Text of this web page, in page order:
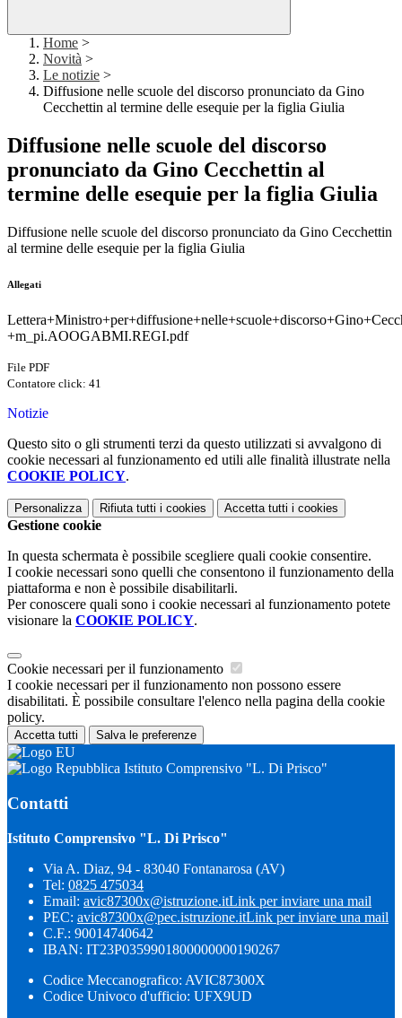
Home >
Novità >
Le notizie >
Diffusione nelle scuole del discorso pronunciato da Gino
Cecchettin al termine delle esequie per la figlia Giulia
Diffusione nelle scuole del discorso
pronunciato da Gino Cecchettin al
termine delle esequie per la figlia Giulia
Diffusione nelle scuole del discorso pronunciato da Gino Cecchettin
al termine delle esequie per la figlia Giulia
Allegati
+m_pi.AOOGABMI.REGI.pdf
File PDF
Contatore click: 41
Notizie
Questo sito o gli strumenti terzi da questo utilizzati si avvalgono di
cookie necessari al funzionamento ed utili alle finalità illustrate nella
COOKIE POLICY.
Personalizza Rifiuta tutti i cookies Accetta tutti i cookies
Gestione cookie
In questa schermata è possibile scegliere quali cookie consentire.
I cookie necessari sono quelli che consentono il funzionamento della
piattaforma e non è possibile disabilitarli.
Per conoscere quali sono i cookie necessari al funzionamento potete
visionare la COOKIE POLICY.
Cookie necessari per il funzionamento
I cookie necessari per il funzionamento non possono essere
disabilitati. È possibile consultare l'elenco nella pagina della cookie
policy.
Accetta tutti Salva le preferenze
Istituto Comprensivo "L. Di Prisco"
Contatti
Istituto Comprensivo "L. Di Prisco"
Via A. Diaz, 94 - 83040 Fontanarosa (AV)
Tel: 0825 475034
Email: avic87300x@istruzione.itLink per inviare una mail
PEC: avic87300x@pec.istruzione.itLink per inviare una mail
C.F.: 90014740642
IBAN: IT23P0359901800000000190267
Codice Meccanografico: AVIC87300X
Codice Univoco d'ufficio: UFX9UD